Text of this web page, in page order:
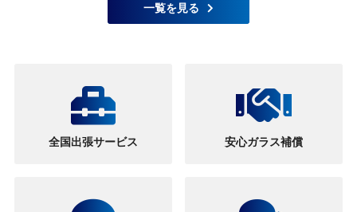
一覧を見る
全国出張サービス 安心ガラス補償